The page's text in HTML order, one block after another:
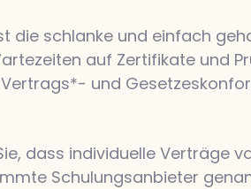
die schlanke und einfach
auf Zertifikate und
und
dass individuelle Verträge
Schulungsanbieter